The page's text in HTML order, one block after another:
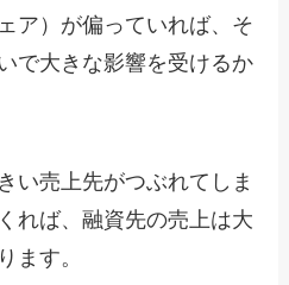
ア）が偏っていれば、そ
で大きな影響を受けるか
い売上先がつぶれてしま
れば、融資先の売上は大
ます。